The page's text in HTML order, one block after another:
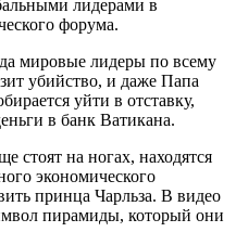
лидерами в
форума.
мировые лидеры по всему
убийство, и даже Папа
уйти в отставку,
в банк Ватикана.
стоят на ногах, находятся
экономического
принца Чарльза. В видео
пирамиды, который они